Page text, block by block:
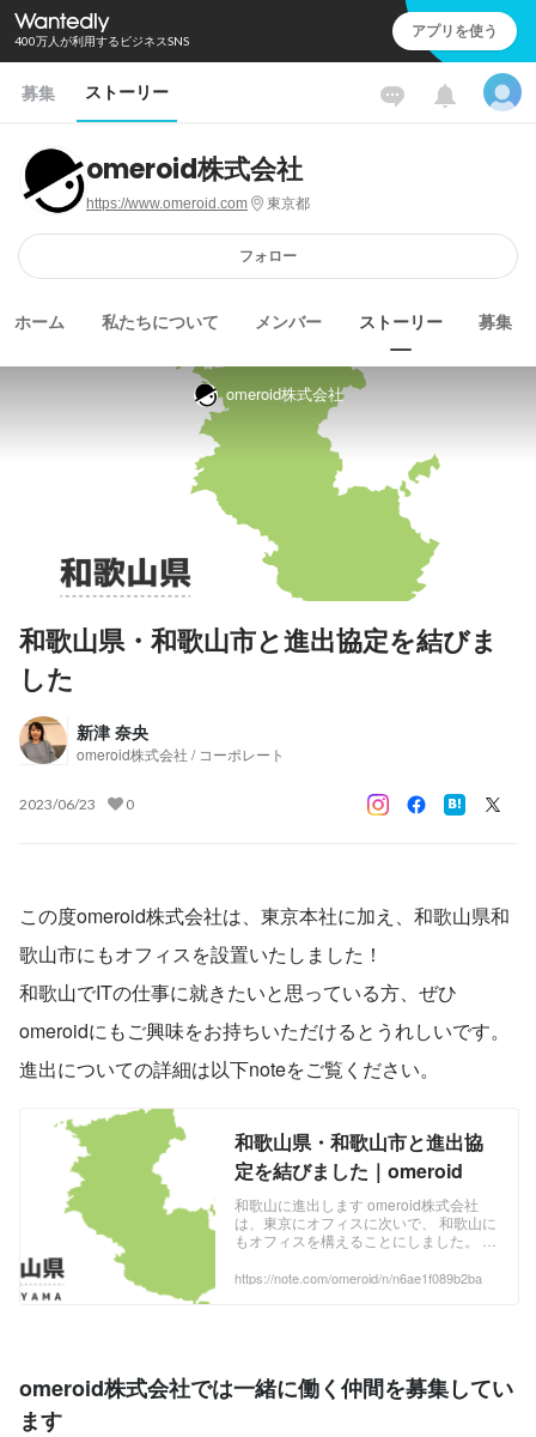
400万人が利用するビジネスSNS アプリを使う
募集 ストーリー
omeroid株式会社
https://www.omeroid.com 東京都
フォロー
ホーム 私たちについて メンバー ストーリー 募集
omeroid株式会社
和歌山県・和歌山市と進出協定を結びま
した
新津 奈央
omeroid株式会社 / コーポレート
2023/06/23 0
この度omeroid株式会社は、東京本社に加え、和歌山県和
歌山市にもオフィスを設置いたしました！
和歌山でITの仕事に就きたいと思っている方、ぜひ
omeroidにもご興味をお持ちいただけるとうれしいです。
進出についての詳細は以下noteをご覧ください。
和歌山県・和歌山市と進出協
定を結びました｜omeroid
和歌山に進出します omeroid株式会社
は、東京にオフィスに次いで、 和歌山に
もオフィスを構えることにしました。 採
したが、 複数の県を検討した結果、 誘
https://note.com/omeroid/n/n6ae1f089b2ba
omeroid株式会社では一緒に働く仲間を募集してい
ます